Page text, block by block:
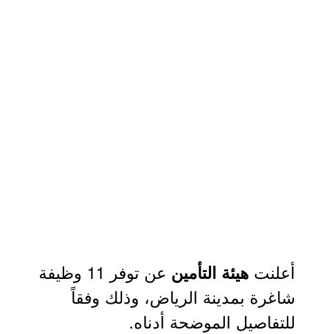
أعلنت هيئة التأمين
عن توفر 11 وظيفة
شاغرة بمدينة الرياض، وذلك وفقاً
للتفاصيل الموضحة أدناه.